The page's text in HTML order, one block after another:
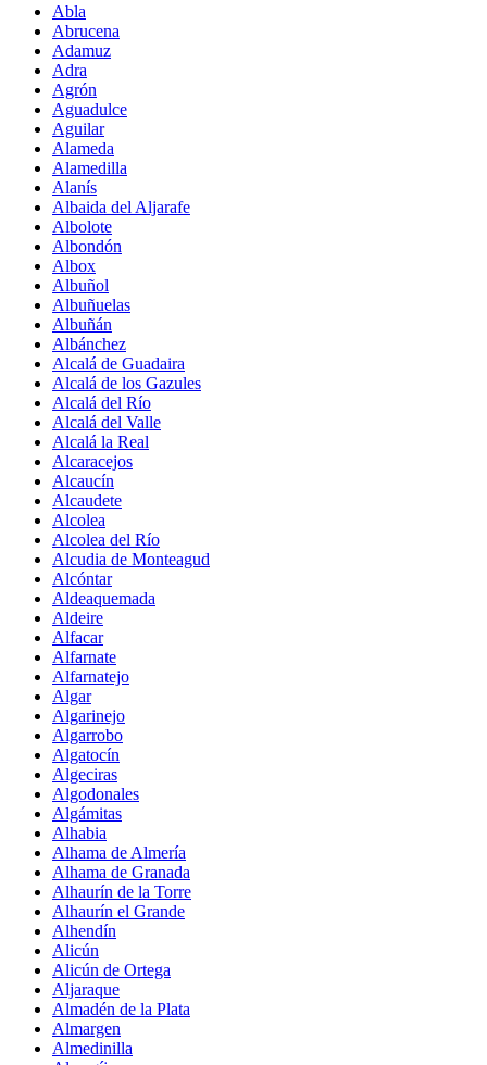
Abla
Abrucena
Adamuz
Adra
Agrón
Aguadulce
Aguilar
Alameda
Alamedilla
Alanís
Albaida del Aljarafe
Albolote
Albondón
Albox
Albuñol
Albuñuelas
Albuñán
Albánchez
Alcalá de Guadaira
Alcalá de los Gazules
Alcalá del Río
Alcalá del Valle
Alcalá la Real
Alcaracejos
Alcaucín
Alcaudete
Alcolea
Alcolea del Río
Alcudia de Monteagud
Alcóntar
Aldeaquemada
Aldeire
Alfacar
Alfarnate
Alfarnatejo
Algar
Algarinejo
Algarrobo
Algatocín
Algeciras
Algodonales
Algámitas
Alhabia
Alhama de Almería
Alhama de Granada
Alhaurín de la Torre
Alhaurín el Grande
Alhendín
Alicún
Alicún de Ortega
Aljaraque
Almadén de la Plata
Almargen
Almedinilla